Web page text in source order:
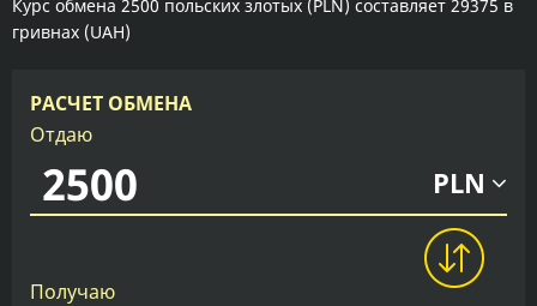
Курс обмена 2500 польских злотых (PLN) составляет 29375 в
гривнах (UAH)
РАСЧЕТ ОБМЕНА
Отдаю
PLN
Получаю